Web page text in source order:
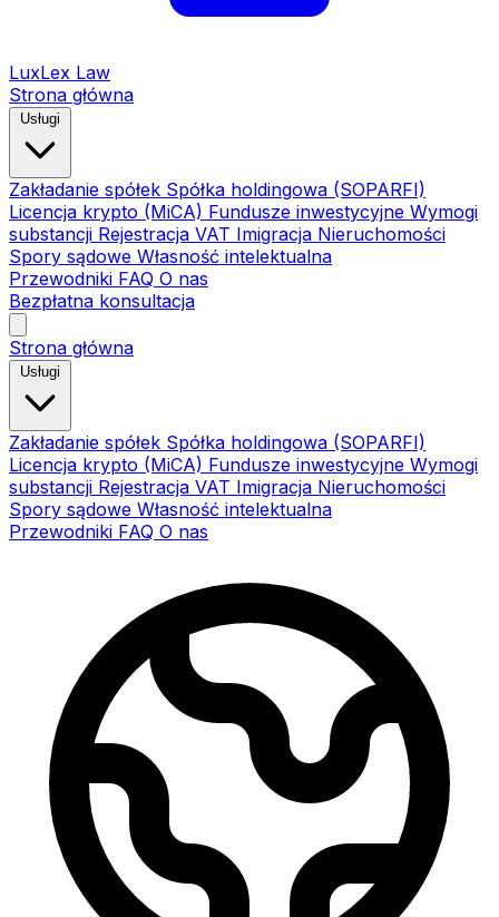
LuxLex Law
Strona główna
Zakładanie spółek Spółka holdingowa (SOPARFI)
Licencja krypto (MiCA) Fundusze inwestycyjne Wymogi
substancji Rejestracja VAT Imigracja Nieruchomości
Spory sądowe Własność intelektualna
Przewodniki FAQ O nas
Bezpłatna konsultacja
Strona główna
Zakładanie spółek Spółka holdingowa (SOPARFI)
Licencja krypto (MiCA) Fundusze inwestycyjne Wymogi
substancji Rejestracja VAT Imigracja Nieruchomości
Spory sądowe Własność intelektualna
Przewodniki FAQ O nas